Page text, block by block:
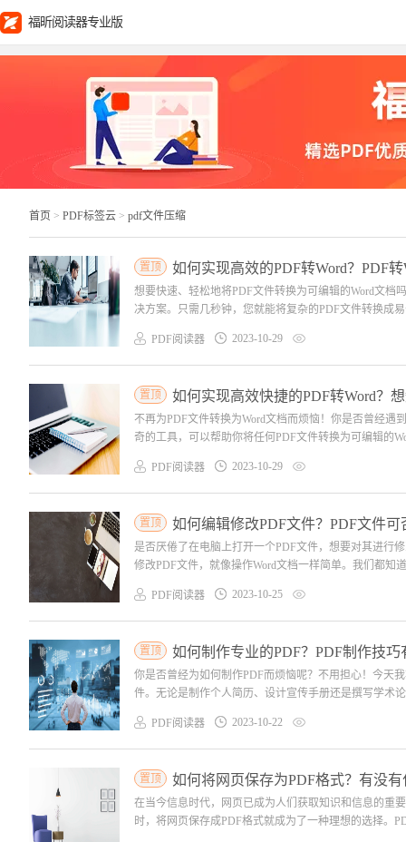
福昕阅读器专业版
首页 > PDF标签云 > pdf文件压缩
置顶 如何实现高效的PDF转Word？PDF
想要快速、轻松地将PDF文件转换为可编辑的Word文档
决方案。只需几秒钟，您就能将复杂的PDF文件转换成
PDF阅读器 2023-10-29
置顶 如何实现高效快捷的PDF转Word？
不再为PDF文件转换为Word文档而烦恼！你是否曾经
奇的工具，可以帮助你将任何PDF文件转换为可编辑的
PDF阅读器 2023-10-29
置顶 如何编辑修改PDF文件？PDF文件
是否厌倦了在电脑上打开一个PDF文件，想要对其进行
修改PDF文件，就像操作Word文档一样简单。我们都知
PDF阅读器 2023-10-25
置顶 如何制作专业的PDF？PDF制作技巧
你是否曾经为如何制作PDF而烦恼呢？不用担心！今天
件。无论是制作个人简历、设计宣传手册还是撰写学术
PDF阅读器 2023-10-22
置顶 如何将网页保存为PDF格式？有没
在当今信息时代，网页已成为人们获取知识和信息的重
时，将网页保存成PDF格式就成为了一种理想的选择。